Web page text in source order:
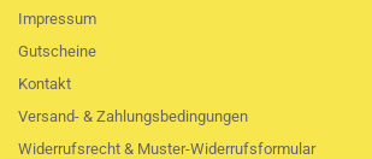
Impressum
Gutscheine
Kontakt
Versand- & Zahlungsbedingungen
Widerrufsrecht & Muster-Widerrufsformular